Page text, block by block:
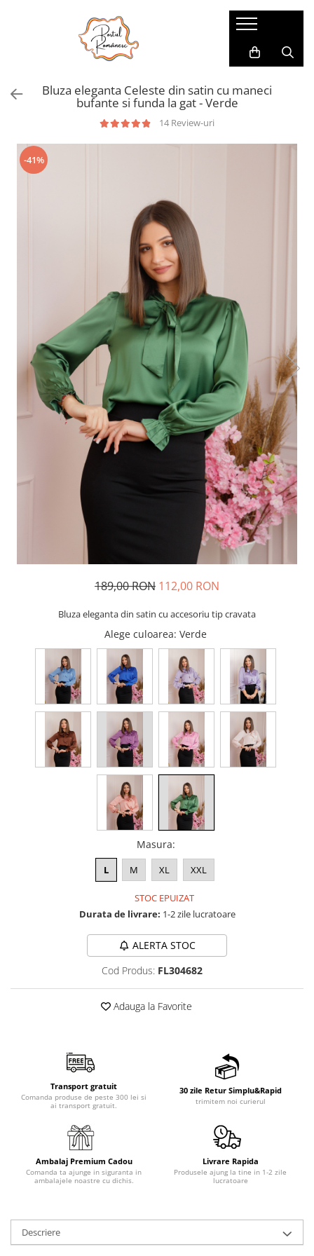
Pijamale Dama Marimi Mari
Pijamale Baieti
Pijamale Fetite
Imbracaminte copii
Imbracaminte Baieti
Bluza eleganta Celeste din satin cu maneci
bufante si funda la gat - Verde
14 Review-uri
-41%
189,00 RON 112,00 RON
Bluza eleganta din satin cu accesoriu tip cravata
Alege culoarea: Verde
Masura:
L M XL XXL
STOC EPUIZAT
Durata de livrare: 1-2 zile lucratoare
ALERTA STOC
Cod Produs: FL304682
Adauga la Favorite
Transport gratuit
Comanda produse de peste 300 lei si
ai transport gratuit.
30 zile Retur Simplu&Rapid
trimitem noi curierul
Ambalaj Premium Cadou
Comanda ta ajunge in siguranta in
ambalajele noastre cu dichis.
Livrare Rapida
Produsele ajung la tine in 1-2 zile
lucratoare
Descriere